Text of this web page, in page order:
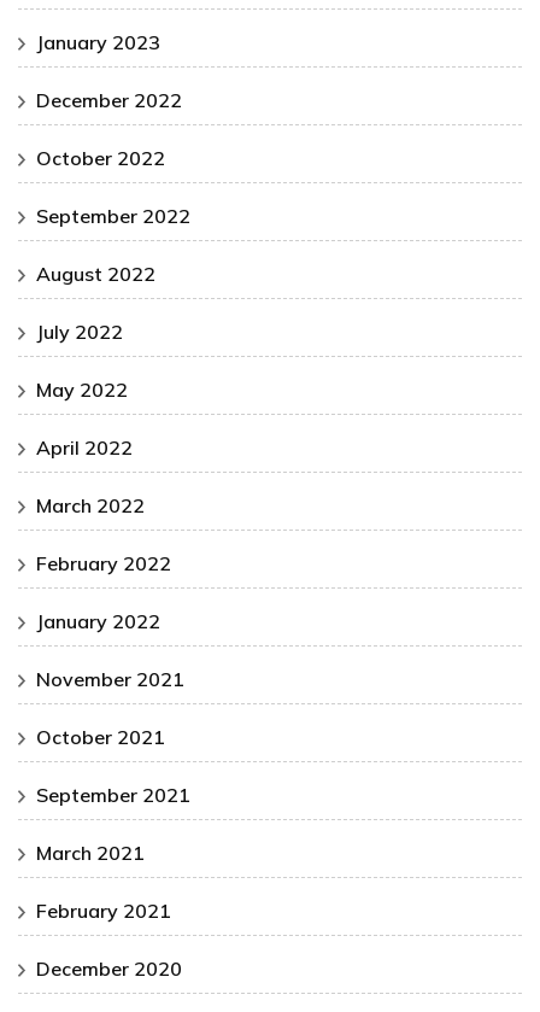
January 2023
December 2022
October 2022
September 2022
August 2022
July 2022
May 2022
April 2022
March 2022
February 2022
January 2022
November 2021
October 2021
September 2021
March 2021
February 2021
December 2020